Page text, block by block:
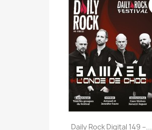
Daily Rock Digital 149 –...